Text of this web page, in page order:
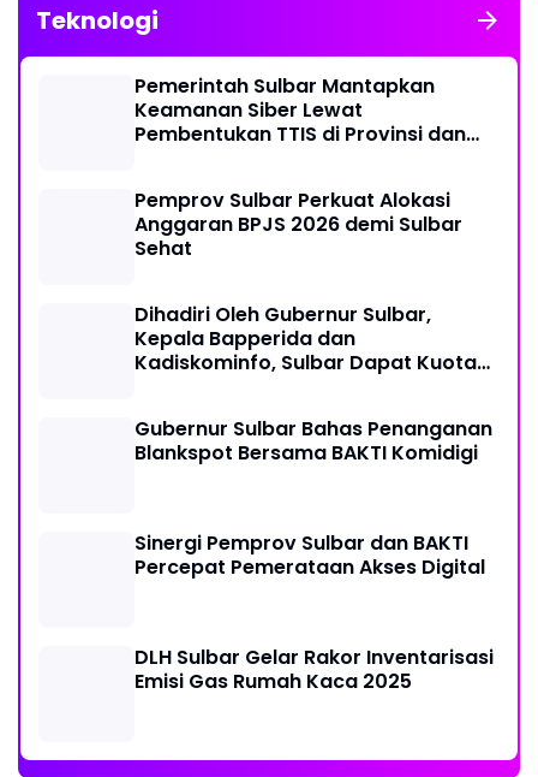
Teknologi
Pemerintah Sulbar Mantapkan
Keamanan Siber Lewat
Pembentukan TTIS di Provinsi dan
Pemprov Sulbar Perkuat Alokasi
Anggaran BPJS 2026 demi Sulbar
Sehat
Dihadiri Oleh Gubernur Sulbar,
Kepala Bapperida dan
Kadiskominfo, Sulbar Dapat Kuota
Gubernur Sulbar Bahas Penanganan
Blankspot Bersama BAKTI Komidigi
Sinergi Pemprov Sulbar dan BAKTI
Percepat Pemerataan Akses Digital
DLH Sulbar Gelar Rakor Inventarisasi
Emisi Gas Rumah Kaca 2025